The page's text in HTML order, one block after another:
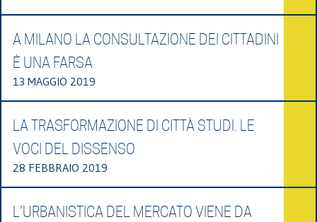
A MILANO LA CONSULTAZIONE DEI CITTADINI
È UNA FARSA
13 MAGGIO 2019
LA TRASFORMAZIONE DI CITTÀ STUDI. LE
VOCI DEL DISSENSO
28 FEBBRAIO 2019
L’URBANISTICA DEL MERCATO VIENE DA